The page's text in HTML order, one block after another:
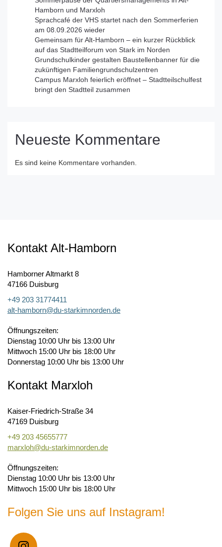
Hamborn und Marxloh
Sprachcafé der VHS startet nach den Sommerferien
am 08.09.2026 wieder
Gemeinsam für Alt-Hamborn – ein kurzer Rückblick
auf das Stadtteilforum von Stark im Norden
Grundschulkinder gestalten Baustellenbanner für die
zukünftigen Familiengrundschulzentren
Campus Marxloh feierlich eröffnet – Stadtteilschulfest
bringt den Stadtteil zusammen
Neueste Kommentare
Es sind keine Kommentare vorhanden.
Kontakt Alt-Hamborn
Hamborner Altmarkt 8
47166 Duisburg
+49 203 31774411
alt-hamborn@du-starkimnorden.de
Öffnungszeiten:
Dienstag 10:00 Uhr bis 13:00 Uhr
Mittwoch 15:00 Uhr bis 18:00 Uhr
Donnerstag 10:00 Uhr bis 13:00 Uhr
Kontakt Marxloh
Kaiser-Friedrich-Straße 34
47169 Duisburg
+49 203 45655777
marxloh@du-starkimnorden.de
Öffnungszeiten:
Dienstag 10:00 Uhr bis 13:00 Uhr
Mittwoch 15:00 Uhr bis 18:00 Uhr
Folgen Sie uns auf Instagram!